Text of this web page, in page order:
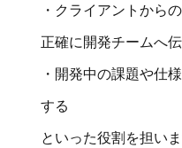
・クライアントから
正確に開発チームへ
・開発中の課題や仕
する
といった役割を担いま